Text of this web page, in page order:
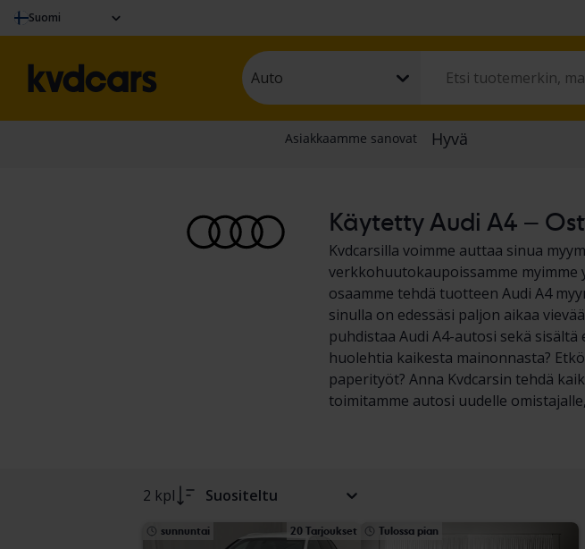
Suomi
Auto
Käytetty Audi A4 –
Kvdcarsilla voimme auttaa sinua
verkkohuutokaupoissamme myimme
osaamme tehdä tuotteen Audi A4
sinulla on edessäsi paljon aikaa
puhdistaa Audi A4-autosi sekä
huolehtia kaikesta mainonnasta?
paperityöt? Anna Kvdcarsin tehdä
toimitamme autosi uudelle
2 kpl Suositeltu
sunnuntai 20 Tarjoukset Tulossa pian